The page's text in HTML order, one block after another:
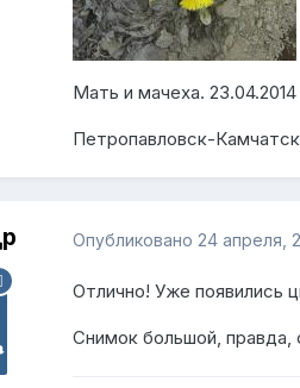
Мать и мачеха. 23.04.2014
Петропавловск-
Опубликовано 24 апреля,
Отлично! Уже появились
Снимок большой, правда,